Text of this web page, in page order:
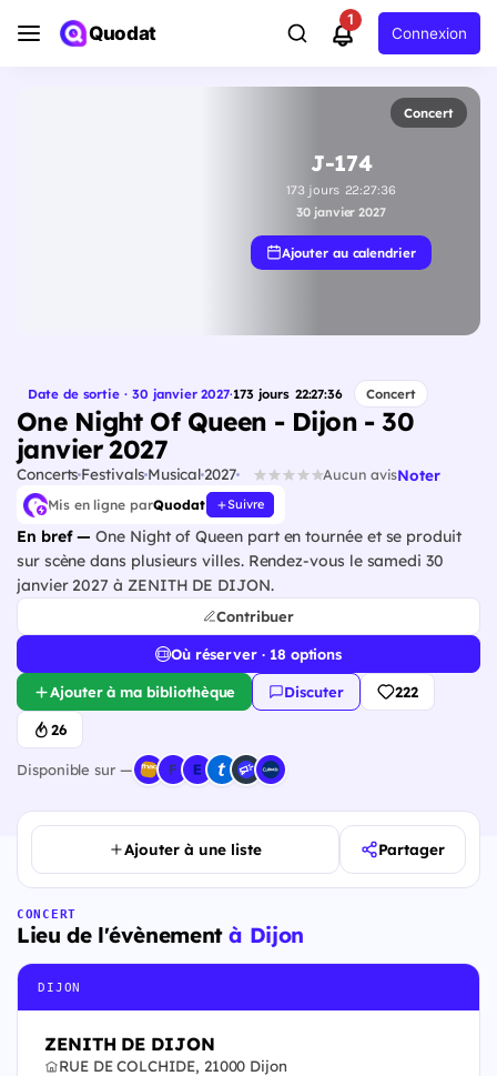
Quodat
1
Connexion
Concert
J-174
173 jours 22:27:35
30 janvier 2027
Ajouter au calendrier
Date de sortie · 30 janvier 2027·173jours 22:27:35 Concert
One Night Of Queen - Dijon - 30
janvier 2027
Concerts FestivalsMusical 2027 Aucun avisNoter
Mis en ligne parQuodat Suivre
En bref — One Night of Queen part en tournée et se produit
sur scène dans plusieurs villes. Rendez-vous le samedi 30
janvier 2027 à ZENITH DE DIJON.
Contribuer
Où réserver · 18 options
Ajouter à ma bibliothèque Discuter 222
26
Disponible sur —
Ajouter à une liste Partager
CONCERT
Lieu de l'évènementà Dijon
DIJON
ZENITH DE DIJON
RUE DE COLCHIDE, 21000 Dijon